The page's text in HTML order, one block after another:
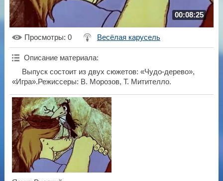
00:08:25
Просмотры: 0 Весёлая карусель
Описание материала:
Выпуск состоит из двух сюжетов: «Чудо-дерево»,
«Игра».Режиссеры: В. Морозов, Т. Митителло.